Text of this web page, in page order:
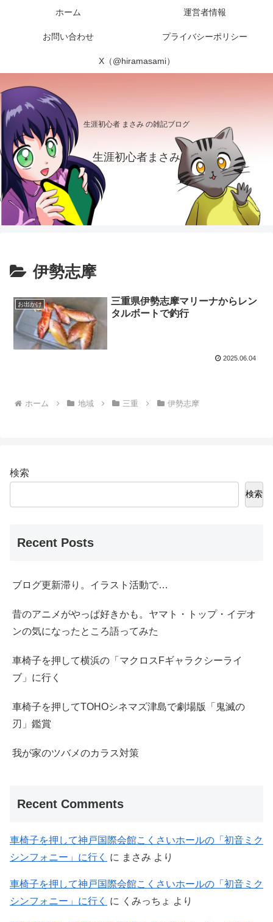
生涯初心者 まさみ の雑記ブログ
生涯初心者まさみ
ホーム 運営者情報
お問い合わせ プライバシーポリシー
X（@hiramasami）
伊勢志摩
お出かけ
三重県伊勢志摩マリーナからレン
タルボートで釣行
2025.06.04
ホーム 地域 三重 伊勢志摩
検索
検索
Recent Posts
ブログ更新滞り。イラスト活動で…
昔のアニメがやっぱ好きかも。ヤマト・トップ・イデオ
ンの気になったところ語ってみた
車椅子を押して横浜の「マクロスFギャラクシーライ
ブ」に行く
車椅子を押してTOHOシネマズ津島で劇場版「鬼滅の
刃」鑑賞
我が家のツバメのカラス対策
Recent Comments
車椅子を押して神戸国際会館こくさいホールの「初音ミク
シンフォニー」に行く
に まさみ より
車椅子を押して神戸国際会館こくさいホールの「初音ミク
シンフォニー」に行く
に くみっちょ より